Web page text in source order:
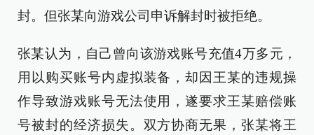
封。但张某向游戏公司申诉解封时被拒绝。
张某认为，自己曾向该游戏账号充值4万多元，
用以购买账号内虚拟装备，却因王某的违规操
作导致游戏账号无法使用，遂要求王某赔偿账
号被封的经济损失。双方协商无果，张某将王